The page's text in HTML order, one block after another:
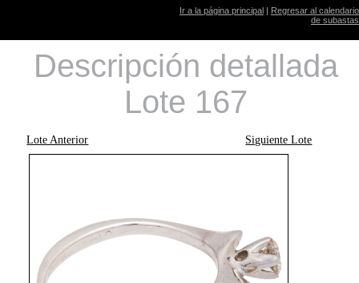
Ir a la página principal | Regresar al calendario
de subastas
Descripción detallada
Lote 167
Lote Anterior Siguiente Lote